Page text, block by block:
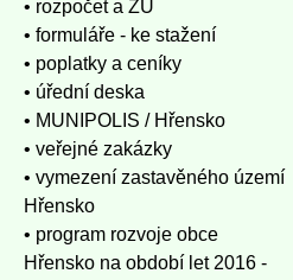
• rozpočet a ZÚ
• formuláře - ke stažení
• poplatky a ceníky
• úřední deska
• MUNIPOLIS / Hřensko
• veřejné zakázky
• vymezení zastavěného území
Hřensko
• program rozvoje obce
Hřensko na období let 2016 -